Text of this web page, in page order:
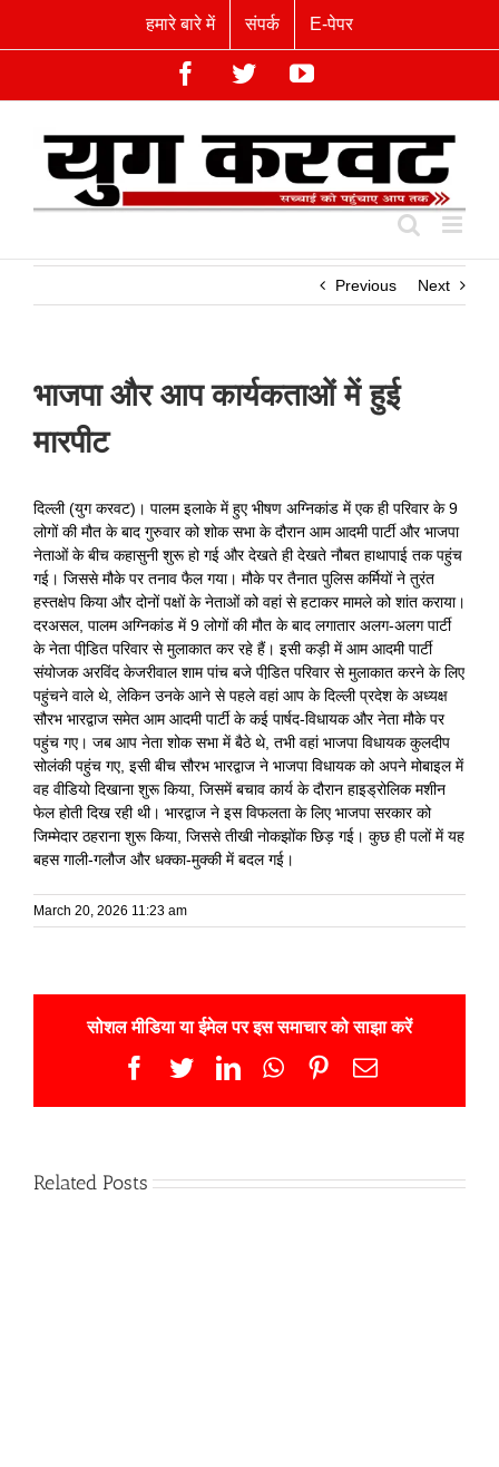
हमारे बारे में संपर्क E-पेपर
Facebook
TwitterYouTube
Previous Next
भाजपा और आप कार्यकताओं में हुई
मारपीट
दिल्ली (युग करवट)। पालम इलाके में हुए भीषण अग्निकांड में एक ही परिवार के 9
लोगों की मौत के बाद गुरुवार को शोक सभा के दौरान आम आदमी पार्टी और भाजपा
नेताओं के बीच कहासुनी शुरू हो गई और देखते ही देखते नौबत हाथापाई तक पहुंच
गई। जिससे मौके पर तनाव फैल गया। मौके पर तैनात पुलिस कर्मियों ने तुरंत
हस्तक्षेप किया और दोनों पक्षों के नेताओं को वहां से हटाकर मामले को शांत कराया।
दरअसल, पालम अग्निकांड में 9 लोगों की मौत के बाद लगातार अलग-अलग पार्टी
के नेता पीडि़त परिवार से मुलाकात कर रहे हैं। इसी कड़ी में आम आदमी पार्टी
संयोजक अरविंद केजरीवाल शाम पांच बजे पीडि़त परिवार से मुलाकात करने के लिए
पहुंचने वाले थे, लेकिन उनके आने से पहले वहां आप के दिल्ली प्रदेश के अध्यक्ष
सौरभ भारद्वाज समेत आम आदमी पार्टी के कई पार्षद-विधायक और नेता मौके पर
पहुंच गए। जब आप नेता शोक सभा में बैठे थे, तभी वहां भाजपा विधायक कुलदीप
सोलंकी पहुंच गए, इसी बीच सौरभ भारद्वाज ने भाजपा विधायक को अपने मोबाइल में
वह वीडियो दिखाना शुरू किया, जिसमें बचाव कार्य के दौरान हाइड्रोलिक मशीन
फेल होती दिख रही थी। भारद्वाज ने इस विफलता के लिए भाजपा सरकार को
जिम्मेदार ठहराना शुरू किया, जिससे तीखी नोकझोंक छिड़ गई। कुछ ही पलों में यह
बहस गाली-गलौज और धक्का-मुक्की में बदल गई।
March 20, 2026 11:23 am
सोशल मीडिया या ईमेल पर इस समाचार को साझा करें
Facebook
TwitterLinkedInWhatsApp
Pinterest
Email
Related Posts